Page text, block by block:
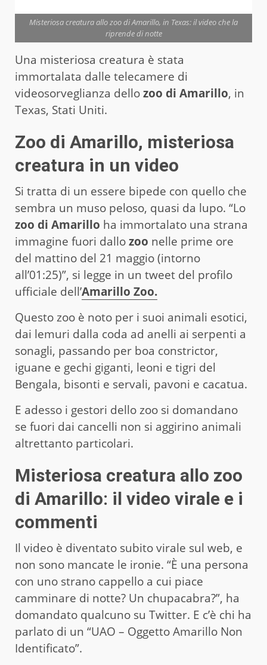
Misteriosa creatura allo zoo di Amarillo, in Texas: il video che la
riprende di notte
Una misteriosa creatura è stata
immortalata dalle telecamere di
videosorveglianza dellozoo di Amarillo, in
Texas, Stati Uniti.
Zoo di Amarillo, misteriosa
creatura in un video
Si tratta di un essere bipede con quello che
sembra un muso peloso, quasi da lupo. “Lo
zoo di Amarillo ha immortalato una strana
immagine fuori dallozoo nelle prime ore
del mattino del 21 maggio (intorno
all’01:25)”, si legge in un tweet del profilo
ufficiale dell’Amarillo Zoo.
Questo zoo è noto per i suoi animali esotici,
dai lemuri dalla coda ad anelli ai serpenti a
sonagli, passando per boa constrictor,
iguane e gechi giganti, leoni e tigri del
Bengala, bisonti e servali, pavoni e cacatua.
E adesso i gestori dello zoo si domandano
se fuori dai cancelli non si aggirino animali
altrettanto particolari.
Misteriosa creatura allo zoo
di Amarillo: il video virale e i
commenti
Il video è diventato subito virale sul web, e
non sono mancate le ironie. “È una persona
con uno strano cappello a cui piace
camminare di notte? Un chupacabra?”, ha
domandato qualcuno su Twitter. E c’è chi ha
parlato di un “UAO – Oggetto Amarillo Non
Identificato”.